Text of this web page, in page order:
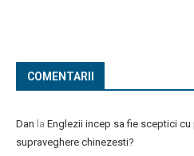
COMENTARII
Dan la Englezii incep sa fie sceptici
supraveghere chinezesti?